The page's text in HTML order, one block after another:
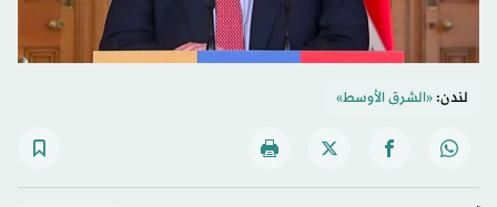
لندن:«الشرق الأوسط»